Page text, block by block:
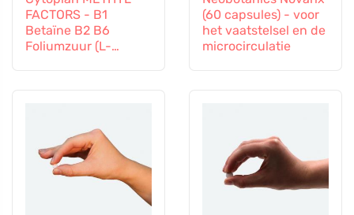
FACTORS - B1
Betaïne B2 B6
Foliumzuur (L-
(60 capsules) - voor
het vaatstelsel en de
microcirculatie